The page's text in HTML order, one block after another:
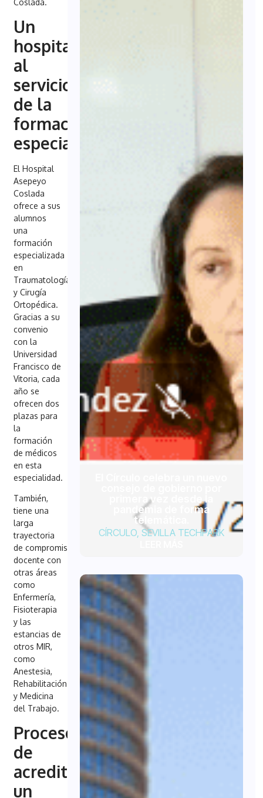
Coslada.
Un
hospital
al
servicio
de la
formación
especializada
El Hospital
Asepeyo
Coslada
ofrece a sus
alumnos
una
formación
especializada
en
Traumatología
y Cirugía
Ortopédica.
Gracias a su
convenio
con la
Universidad
Francisco de
Vitoria, cada
año se
ofrecen dos
plazas para
la
formación
de médicos
en esta
especialidad.
También,
tiene una
larga
trayectoria
de compromiso
docente con
otras áreas
como
Enfermería,
Fisioterapia
y las
estancias de
otros MIR,
como
Anestesia,
Rehabilitación
y Medicina
del Trabajo.
Proceso
de
acreditación:
un
primera vez desde la
pandemia de forma
telemática.
CÍRCULO, SEVILLA TECHPARK